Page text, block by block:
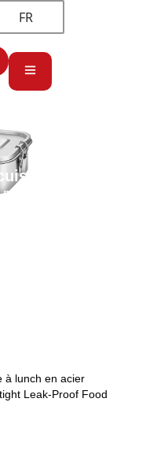
FR
à lunch en acier
à lunch en acier
Leak-Proof Food